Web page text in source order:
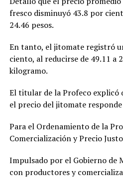
fresco disminuyó 43.8 por
24.46 pesos.
En tanto, el jitomate registró
ciento, al reducirse de 49.11 a
kilogramo.
El titular de la Profeco explicó
el precio del jitomate
Para el Ordenamiento de la
Comercialización y Precio
Impulsado por el Gobierno de
con productores y